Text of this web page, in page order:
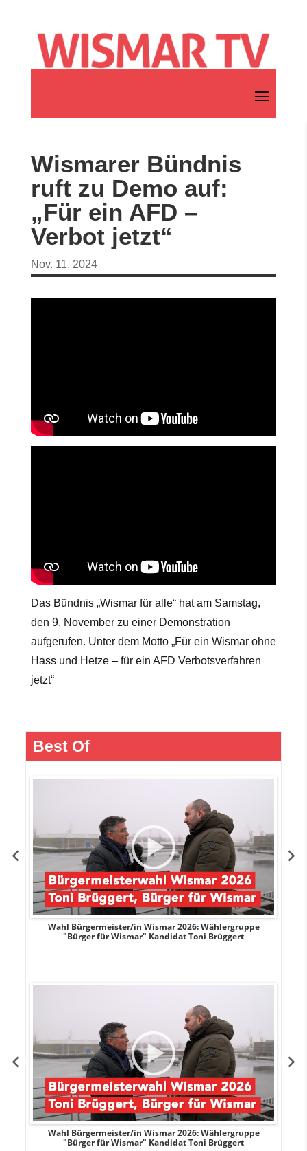
Wismarer Bündnis
ruft zu Demo auf:
„Für ein AFD –
Verbot jetzt“
Nov. 11, 2024
Das Bündnis „Wismar für alle“ hat am Samstag,
den 9. November zu einer Demonstration
aufgerufen. Unter dem Motto „Für ein Wismar ohne
Hass und Hetze – für ein AFD Verbotsverfahren
jetzt“
Best Of
Wahl Bürgermeister/in Wismar 2026: Wählergruppe
"Bürger für Wismar" Kandidat Toni Brüggert
Wahl Bürgermeister/in Wismar 2026: Wählergruppe
"Bürger für Wismar" Kandidat Toni Brüggert